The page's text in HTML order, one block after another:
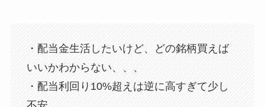
・配当金生活したいけど、どの銘柄買えば
いいかわからない、、、
・配当利回り10%超えは逆に高すぎて少し